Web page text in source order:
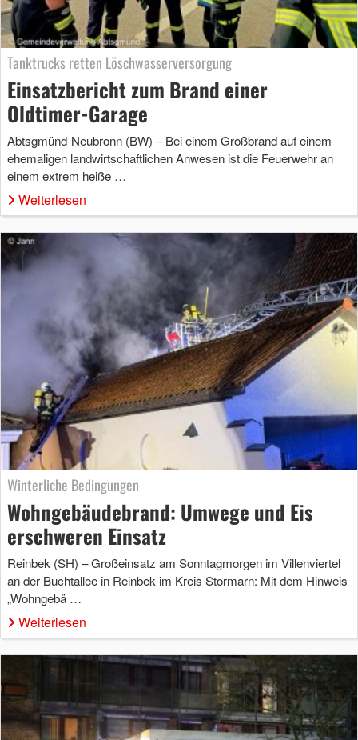
Tanktrucks retten Löschwasserversorgung
Einsatzbericht zum Brand einer
Oldtimer-Garage
Abtsgmünd-Neubronn (BW) – Bei einem Großbrand auf einem
ehemaligen landwirtschaftlichen Anwesen ist die Feuerwehr an
einem extrem heiße …
Weiterlesen
Winterliche Bedingungen
Wohngebäudebrand: Umwege und Eis
erschweren Einsatz
Reinbek (SH) – Großeinsatz am Sonntagmorgen im Villenviertel
an der Buchtallee in Reinbek im Kreis Stormarn: Mit dem Hinweis
„Wohngebä …
Weiterlesen